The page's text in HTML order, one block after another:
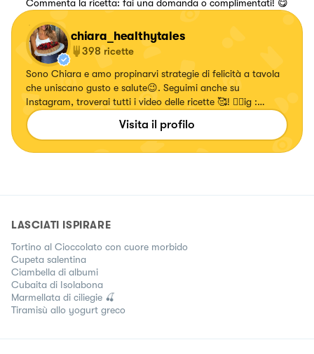
Commenta la ricetta: fai una domanda o complimentati! 😋
chiara_healthytales
398 ricette
Sono Chiara e amo propinarvi strategie di felicità a tavola
che uniscano gusto e salute😉. Seguimi anche su
Instagram, troverai tutti i video delle ricette 🥰! 👉🏻ig :
chiara_healthytales
Visita il profilo
LASCIATI ISPIRARE
Tortino al Cioccolato con cuore morbido
Cupeta salentina
Ciambella di albumi
Cubaita di Isolabona
Marmellata di ciliegie 🍒
Tiramisù allo yogurt greco